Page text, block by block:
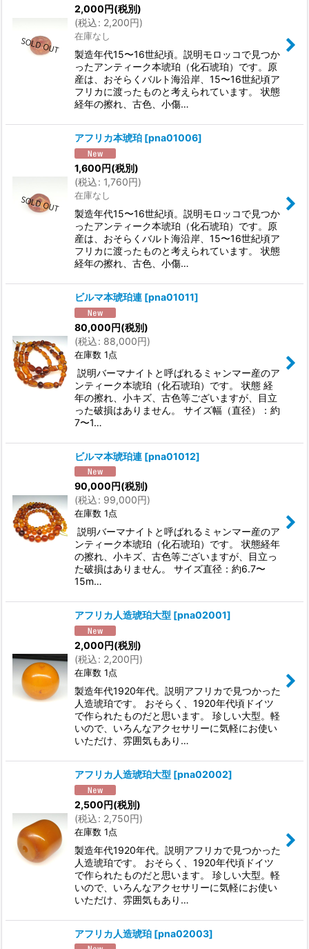
2,000円(税別)
(税込: 2,200円)
在庫なし
製造年代15〜16世紀頃。説明モロッコで見つか
ったアンティーク本琥珀（化石琥珀）です。原
産は、おそらくバルト海沿岸、15〜16世紀頃ア
フリカに渡ったものと考えられています。 状態
経年の擦れ、古色、小傷…
アフリカ本琥珀 [pna01006]
1,600円(税別)
(税込: 1,760円)
在庫なし
製造年代15〜16世紀頃。説明モロッコで見つか
ったアンティーク本琥珀（化石琥珀）です。原
産は、おそらくバルト海沿岸、15〜16世紀頃ア
フリカに渡ったものと考えられています。 状態
経年の擦れ、古色、小傷…
ビルマ本琥珀連 [pna01011]
80,000円(税別)
(税込: 88,000円)
在庫数 1点
説明バーマナイトと呼ばれるミャンマー産のア
ンティーク本琥珀（化石琥珀）です。 状態 経
年の擦れ、小キズ、古色等ございますが、目立
った破損はありません。 サイズ幅（直径）：約
7〜1…
ビルマ本琥珀連 [pna01012]
90,000円(税別)
(税込: 99,000円)
在庫数 1点
説明バーマナイトと呼ばれるミャンマー産のア
ンティーク本琥珀（化石琥珀）です。 状態経年
の擦れ、小キズ、古色等ございますが、目立っ
た破損はありません。 サイズ直径：約6.7〜
15m…
アフリカ人造琥珀大型 [pna02001]
2,000円(税別)
(税込: 2,200円)
在庫数 1点
製造年代1920年代。説明アフリカで見つかった
人造琥珀です。 おそらく、1920年代頃ドイツ
で作られたものだと思います。 珍しい大型。軽
いので、いろんなアクセサリーに気軽にお使い
いただけ、雰囲気もあり…
アフリカ人造琥珀大型 [pna02002]
2,500円(税別)
(税込: 2,750円)
在庫数 1点
製造年代1920年代。説明アフリカで見つかった
人造琥珀です。 おそらく、1920年代頃ドイツ
で作られたものだと思います。 珍しい大型。軽
いので、いろんなアクセサリーに気軽にお使い
いただけ、雰囲気もあり…
アフリカ人造琥珀 [pna02003]